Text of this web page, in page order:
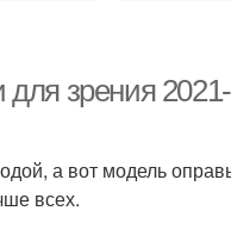
зрения 2021-
а вот модель
всех.